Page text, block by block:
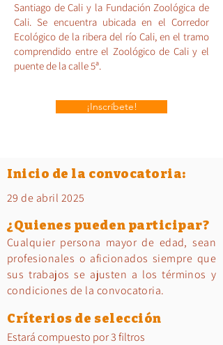
Santiago de Cali y la Fundación Zoológica de
Cali. Se encuentra ubicada en el Corredor
Ecológico de la ribera del río Cali, en el tramo
comprendido entre el Zoológico de Cali y el
puente de la calle 5ª.
¡Inscríbete!
Inicio de la convocatoria:
29 de abril 2025
¿Quienes pueden participar?
Cualquier persona mayor de edad, sean
profesionales o aficionados siempre que
sus trabajos se ajusten a los términos y
condiciones de la convocatoria.
Críterios de selección
Estará compuesto por 3 filtros